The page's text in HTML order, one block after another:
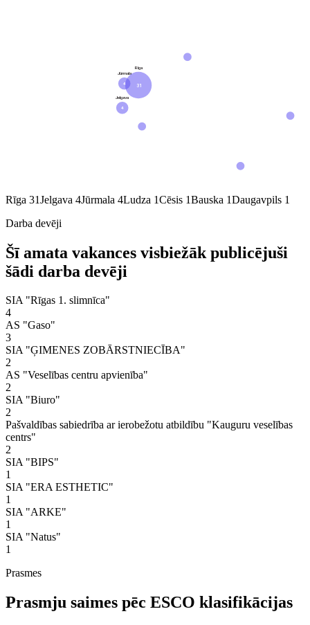
4
Jelgava
4
Jūrmala
31
Rīga
Rīga 31Jelgava 4Jūrmala 4Ludza 1Cēsis 1Bauska 1Daugavpils 1
Darba devēji
Šī amata vakances visbiežāk publicējuši
šādi darba devēji
SIA "Rīgas 1. slimnīca"
4
AS "Gaso"
3
SIA "ĢIMENES ZOBĀRSTNIECĪBA"
2
AS "Veselības centru apvienība"
2
SIA "Biuro"
2
Pašvaldības sabiedrība ar ierobežotu atbildību "Kauguru veselības
centrs"
2
SIA "BIPS"
1
SIA "ERA ESTHETIC"
1
SIA "ARKE"
1
SIA "Natus"
1
Prasmes
Prasmju saimes pēc ESCO klasifikācijas